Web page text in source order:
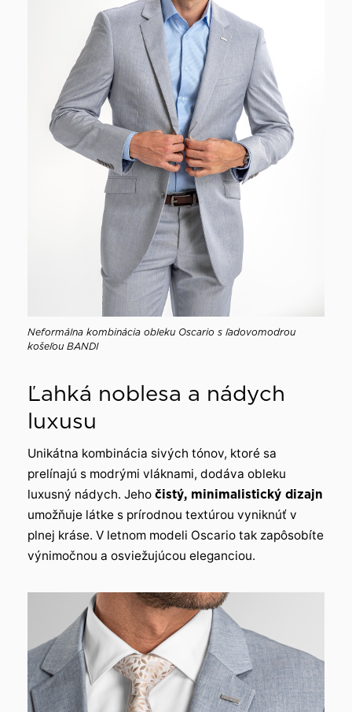
Neformálna kombinácia obleku Oscario s ľadovomodrou
košeľou BANDI
Ľahká noblesa a nádych
luxusu
Unikátna kombinácia sivých tónov, ktoré sa
prelínajú s modrými vláknami, dodáva obleku
luxusný nádych. Jeho čistý, minimalistický dizajn
umožňuje látke s prírodnou textúrou vyniknúť v
plnej kráse. V letnom modeli Oscario tak zapôsobíte
výnimočnou a osviežujúcou eleganciou.